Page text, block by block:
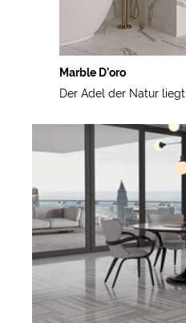
Marble D’oro
Der Adel der Natur liegt